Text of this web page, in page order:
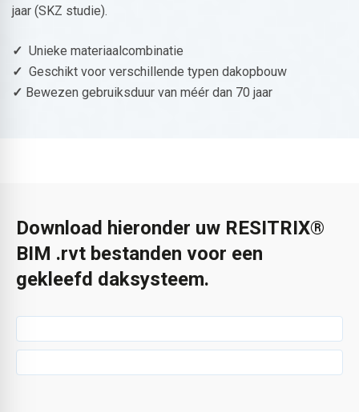
jaar (SKZ studie).
✓ Unieke materiaalcombinatie
✓ Geschikt voor verschillende typen dakopbouw
✓ Bewezen gebruiksduur van méér dan 70 jaar
Download hieronder uw RESITRIX®
BIM .rvt bestanden voor een
gekleefd daksysteem.